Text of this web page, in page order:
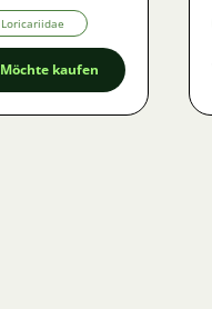
Loricariidae
Möchte kaufen